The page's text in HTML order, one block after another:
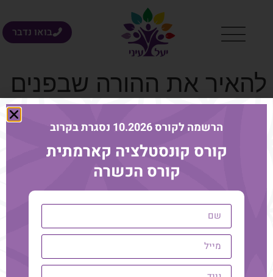
בואו נדבר
להאיר את ההורה שבפנים
– 5 מדיטציות לשינוי
דפוסים בהורות
המלצות
טיפול ריגשי אנרגטי
הרשמה לקורס 10.2026 נסגרת בקרוב
קורס קונסטלציה קארמתית
קורס הכשרה